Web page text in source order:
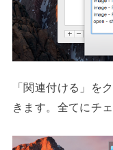
「関連付ける」を
きます。全てにチ